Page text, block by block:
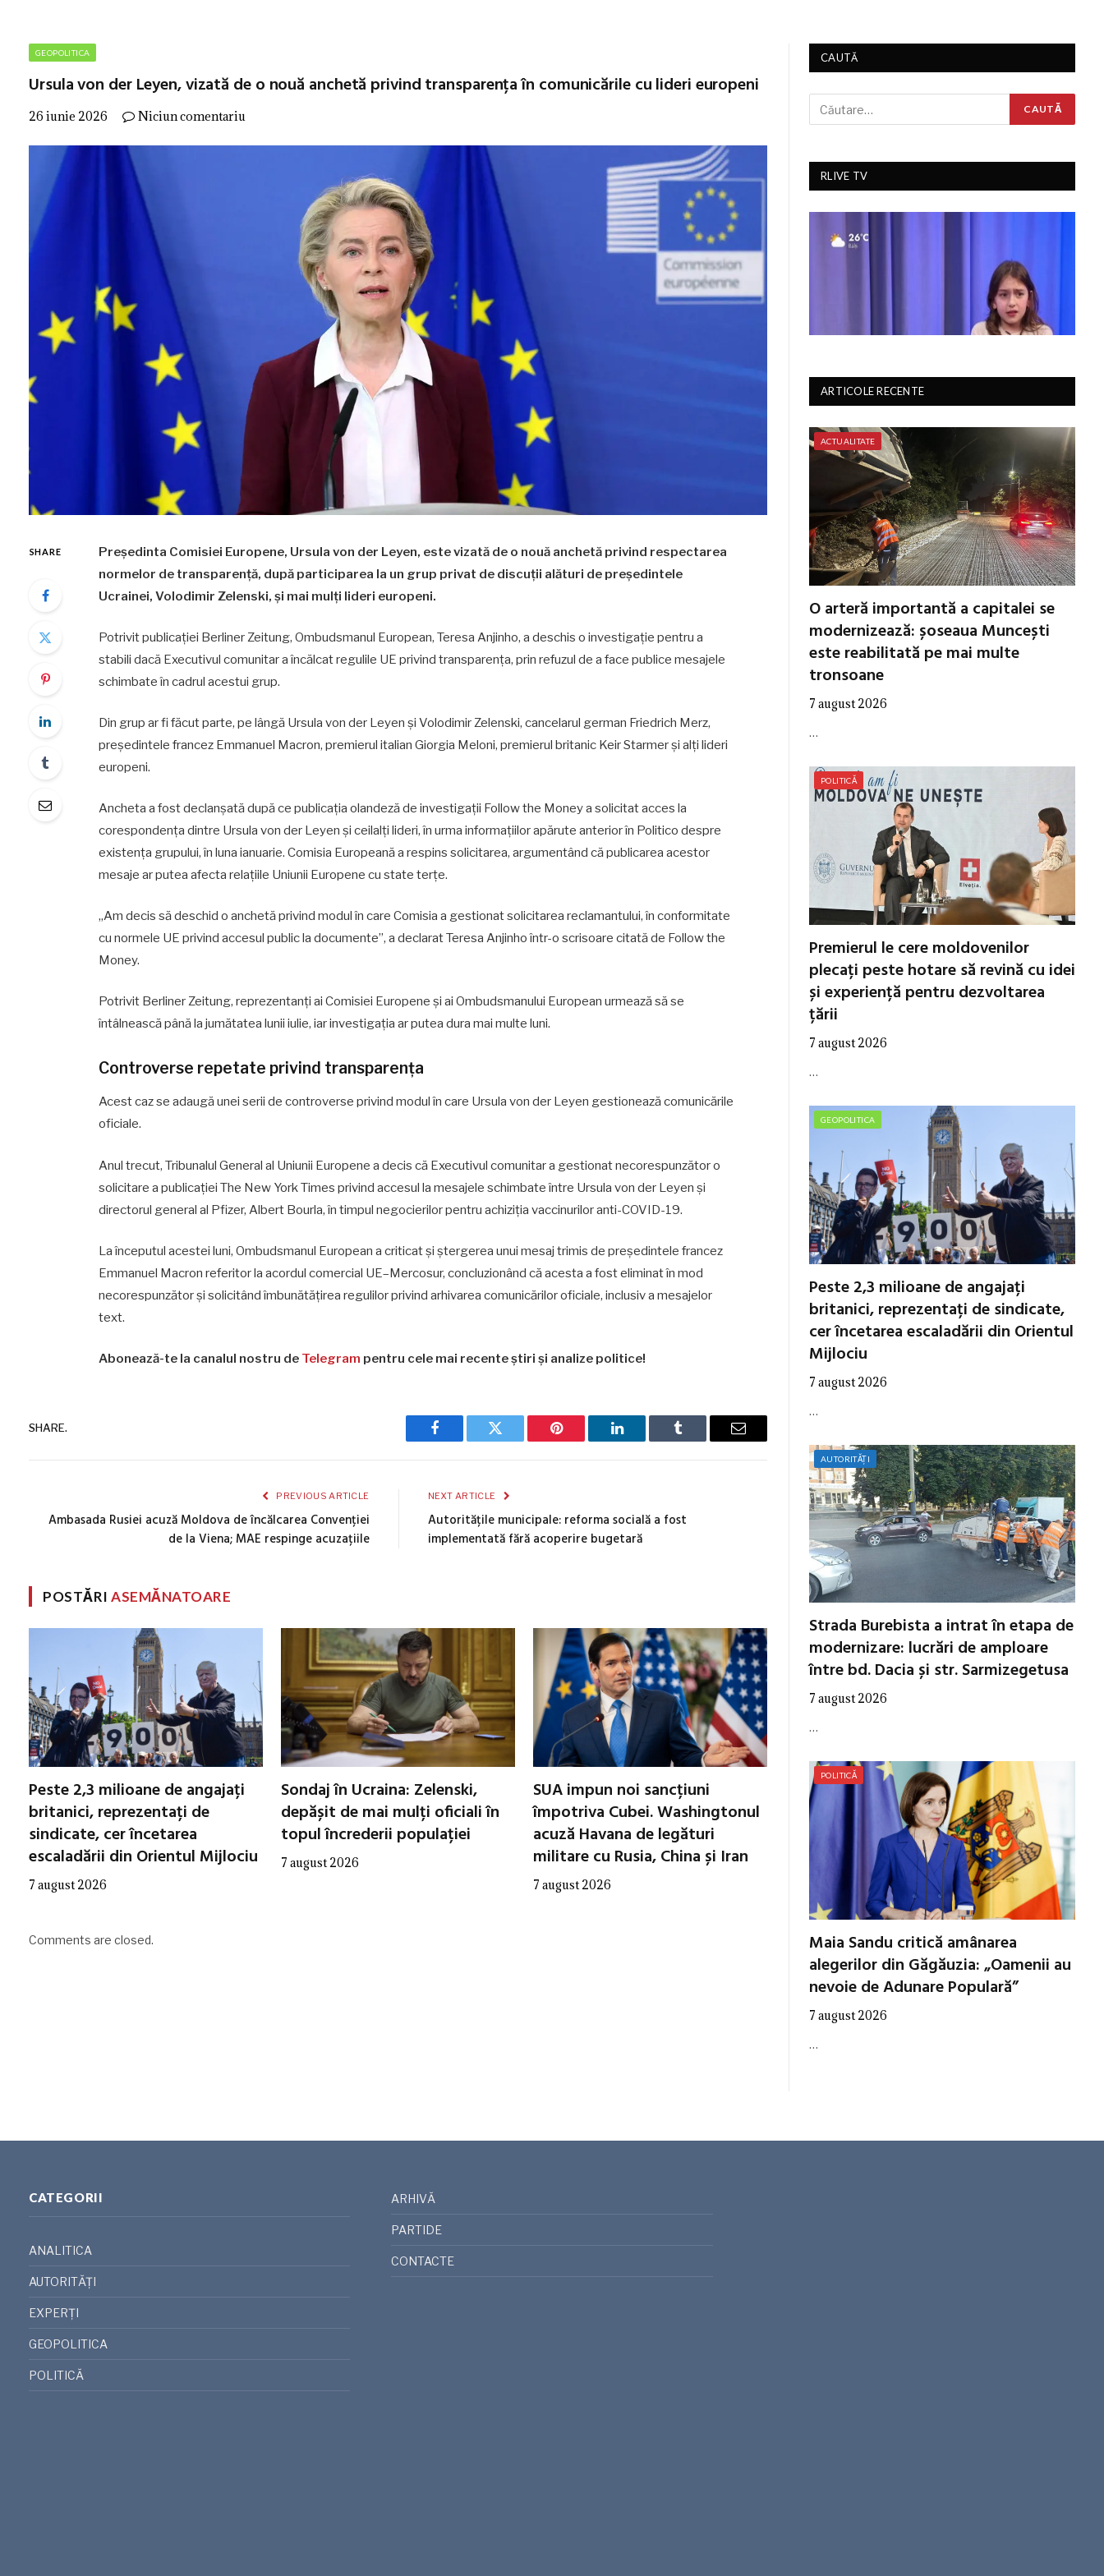
GEOPOLITICA
Ursula von der Leyen, vizată de o nouă anchetă privind transparența în comunicările cu lideri europeni
26 iunie 2026 Niciun comentariu
SHARE
Președinta Comisiei Europene, Ursula von der Leyen, este vizată de o nouă anchetă privind respectarea
normelor de transparență, după participarea la un grup privat de discuții alături de președintele
Ucrainei, Volodimir Zelenski, și mai mulți lideri europeni.
Potrivit publicației Berliner Zeitung, Ombudsmanul European, Teresa Anjinho, a deschis o investigație pentru a
stabili dacă Executivul comunitar a încălcat regulile UE privind transparența, prin refuzul de a face publice mesajele
schimbate în cadrul acestui grup.
Din grup ar fi făcut parte, pe lângă Ursula von der Leyen și Volodimir Zelenski, cancelarul german Friedrich Merz,
președintele francez Emmanuel Macron, premierul italian Giorgia Meloni, premierul britanic Keir Starmer și alți lideri
europeni.
Ancheta a fost declanșată după ce publicația olandeză de investigații Follow the Money a solicitat acces la
corespondența dintre Ursula von der Leyen și ceilalți lideri, în urma informațiilor apărute anterior în Politico despre
existența grupului, în luna ianuarie. Comisia Europeană a respins solicitarea, argumentând că publicarea acestor
mesaje ar putea afecta relațiile Uniunii Europene cu state terțe.
„Am decis să deschid o anchetă privind modul în care Comisia a gestionat solicitarea reclamantului, în conformitate
cu normele UE privind accesul public la documente”, a declarat Teresa Anjinho într-o scrisoare citată de Follow the
Money.
Potrivit Berliner Zeitung, reprezentanți ai Comisiei Europene și ai Ombudsmanului European urmează să se
întâlnească până la jumătatea lunii iulie, iar investigația ar putea dura mai multe luni.
Controverse repetate privind transparența
Acest caz se adaugă unei serii de controverse privind modul în care Ursula von der Leyen gestionează comunicările
oficiale.
Anul trecut, Tribunalul General al Uniunii Europene a decis că Executivul comunitar a gestionat necorespunzător o
solicitare a publicației The New York Times privind accesul la mesajele schimbate între Ursula von der Leyen și
directorul general al Pfizer, Albert Bourla, în timpul negocierilor pentru achiziția vaccinurilor anti-COVID-19.
La începutul acestei luni, Ombudsmanul European a criticat și ștergerea unui mesaj trimis de președintele francez
Emmanuel Macron referitor la acordul comercial UE–Mercosur, concluzionând că acesta a fost eliminat în mod
necorespunzător și solicitând îmbunătățirea regulilor privind arhivarea comunicărilor oficiale, inclusiv a mesajelor
text.
Abonează-te la canalul nostru de Telegram pentru cele mai recente știri și analize politice!
SHARE.
Facebook Twitter Pinterest LinkedIn Tumblr Email
PREVIOUS ARTICLE
Ambasada Rusiei acuză Moldova de încălcarea Convenției
de la Viena; MAE respinge acuzațiile
NEXT ARTICLE
Autoritățile municipale: reforma socială a fost
implementată fără acoperire bugetară
POSTĂRIASEMĂNATOARE
Peste 2,3 milioane de angajați
britanici, reprezentați de
sindicate, cer încetarea
escaladării din Orientul Mijlociu
7 august 2026
Sondaj în Ucraina: Zelenski,
depășit de mai mulți oficiali în
topul încrederii populației
7 august 2026
SUA impun noi sancțiuni
împotriva Cubei. Washingtonul
acuză Havana de legături
militare cu Rusia, China și Iran
7 august 2026
Comments are closed.
CAUTĂ
RLIVE TV
ARTICOLE RECENTE
ACTUALITATE
O arteră importantă a capitalei se
modernizează: șoseaua Muncești
este reabilitată pe mai multe
tronsoane
7 august 2026
…
POLITICĂ
Premierul le cere moldovenilor
plecați peste hotare să revină cu idei
și experiență pentru dezvoltarea
țării
7 august 2026
…
GEOPOLITICA
Peste 2,3 milioane de angajați
britanici, reprezentați de sindicate,
cer încetarea escaladării din Orientul
Mijlociu
7 august 2026
…
AUTORITĂȚI
Strada Burebista a intrat în etapa de
modernizare: lucrări de amploare
între bd. Dacia și str. Sarmizegetusa
7 august 2026
…
POLITICĂ
Maia Sandu critică amânarea
alegerilor din Găgăuzia: „Oamenii au
nevoie de Adunare Populară”
7 august 2026
…
CATEGORII
ANALITICA
AUTORITĂȚI
EXPERȚI
GEOPOLITICA
POLITICĂ
ARHIVĂ
PARTIDE
CONTACTE